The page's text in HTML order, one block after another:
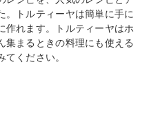
。トルティーヤは簡単に手に
作れます。トルティーヤはホ
集まるときの料理にも使える
ください。